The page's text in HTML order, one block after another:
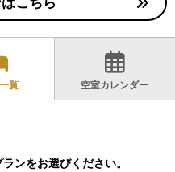
覧 空室カレンダー
ンをお選びください。